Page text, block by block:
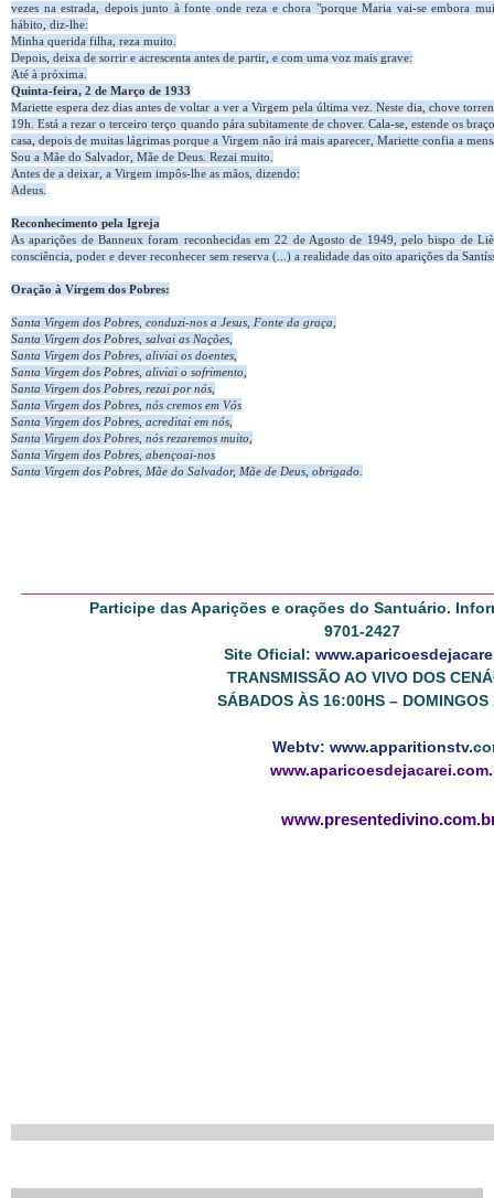
vezes na estrada, depois junto à fonte onde reza e chora "porque Maria vai-se embora
hábito, diz-lhe:
Minha querida filha, reza muito.
Depois, deixa de sorrir e acrescenta antes de partir, e com uma voz mais grave:
Até à próxima.
Quinta-feira, 2 de Março de 1933
Mariette espera dez dias antes de voltar a ver a Virgem pela última vez. Neste dia, chove
19h. Está a rezar o terceiro terço quando pára subitamente de chover. Cala-se, estende os
casa, depois de muitas lágrimas porque a Virgem não irá mais aparecer, Mariette confia a
Sou a Mãe do Salvador, Mãe de Deus. Rezai muito.
Antes de a deixar, a Virgem impôs-lhe as mãos, dizendo:
Adeus.
Reconhecimento pela Igreja
As aparições de Banneux foram reconhecidas em 22 de Agosto de 1949, pelo bispo de
consciência, poder e dever reconhecer sem reserva (...) a realidade das oito aparições da
Oração à Virgem dos Pobres:
Santa Virgem dos Pobres, conduzi-nos a Jesus, Fonte da graça,
Santa Virgem dos Pobres, salvai as Nações,
Santa Virgem dos Pobres, aliviai os doentes,
Santa Virgem dos Pobres, aliviai o sofrimento,
Santa Virgem dos Pobres, rezai por nós,
Santa Virgem dos Pobres, nós cremos em Vós
Santa Virgem dos Pobres, acreditai em nós,
Santa Virgem dos Pobres, nós rezaremos muito,
Santa Virgem dos Pobres, abençoai-nos
Santa Virgem dos Pobres, Mãe do Salvador, Mãe de Deus, obrigado.
Participe das Aparições e orações do Santuário.
9701-2427
Site Oficial:
TRANSMISSÃO AO VIVO DOS
SÁBADOS ÀS 16:00HS – DOMINGOS
Webtv: www.apparitionstv.